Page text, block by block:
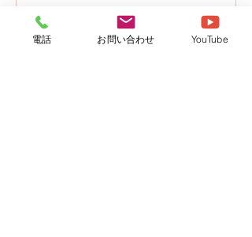
電話 お問い合わせ YouTube